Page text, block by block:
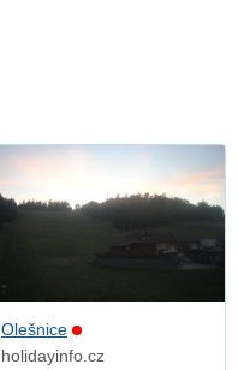
Olešnice
holidayinfo.cz